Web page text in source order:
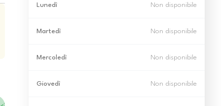
Lunedì Non disponibile
Martedì Non disponibile
Mercoledì Non disponibile
Giovedì Non disponibile